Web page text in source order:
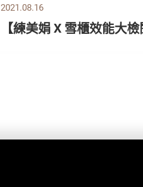
2021.08.16
【練美娟 X 雪櫃效能大檢